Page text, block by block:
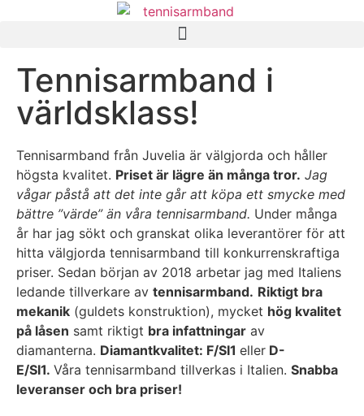
Tennisarmband i
världsklass!
Tennisarmband från Juvelia är välgjorda och håller
högsta kvalitet. Priset är lägre än många tror. Jag
vågar påstå att det inte går att köpa ett smycke med
bättre ”värde” än våra tennisarmband. Under många
år har jag sökt och granskat olika leverantörer för att
hitta välgjorda tennisarmband till konkurrenskraftiga
priser. Sedan början av 2018 arbetar jag med Italiens
ledande tillverkare av tennisarmband. Riktigt bra
mekanik (guldets konstruktion), mycket hög kvalitet
på låsen samt riktigt bra infattningar av
diamanterna. Diamantkvalitet: F/SI1 eller D-
E/SI1. Våra tennisarmband tillverkas i Italien. Snabba
leveranser och bra priser!